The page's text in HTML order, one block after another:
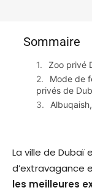
Sommaire
Zoo privé
Mode de
privés de
La ville de Dubaï
d’extravagance
les meilleures